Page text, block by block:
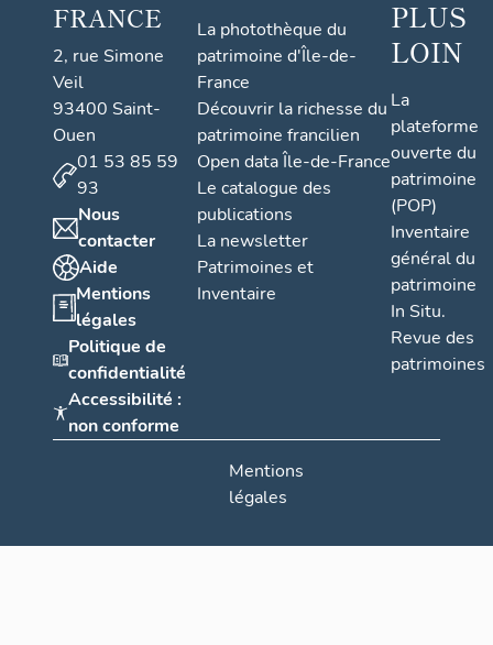
FRANCE
2, rue Simone
Veil
93400 Saint-
Ouen
01 53 85 59
93
Nous
contacter
Aide
Mentions
légales
Politique de
confidentialité
Accessibilité :
non conforme
La photothèque du
patrimoine d'Île-de-
France
Découvrir la richesse du
patrimoine francilien
Open data Île-de-France
Le catalogue des
publications
La newsletter
Patrimoines et
Inventaire
PLUS
LOIN
La
plateforme
ouverte du
patrimoine
(POP)
Inventaire
général du
patrimoine
In Situ.
Revue des
patrimoines
Mentions
légales